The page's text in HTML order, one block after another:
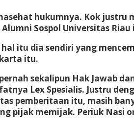
hukumnya. Kok justru
Sospol Universitas Riau
itu dia sendiri yang
itu.
sekalipun Hak Jawab
Lex Spesialis. Justru
pemberitaan itu, masih
pijak memijak. Periuk Nasi